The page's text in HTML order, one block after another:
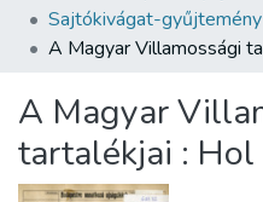
All of DSpace
About us
Sajtókivágat-gyűjtemény
A Magyar
tartalékjai : Hol